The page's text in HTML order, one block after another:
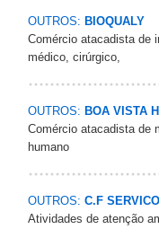
OUTROS: BIOQUALY
Comércio atacadista de
médico, cirúrgico,
OUTROS: BOA VISTA
Comércio atacadista de
humano
OUTROS: C.F
Atividades de atenção